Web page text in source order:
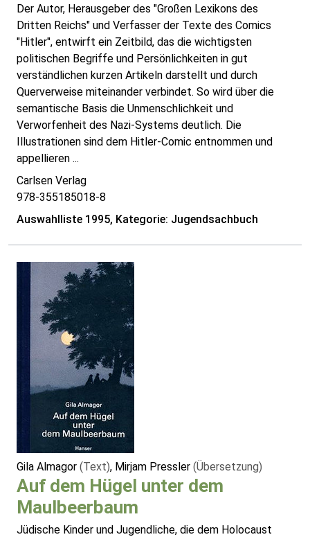
Der Autor, Herausgeber des "Großen Lexikons des
Dritten Reichs" und Verfasser der Texte des Comics
"Hitler", entwirft ein Zeitbild, das die wichtigsten
politischen Begriffe und Persönlichkeiten in gut
verständlichen kurzen Artikeln darstellt und durch
Querverweise miteinander verbindet. So wird über die
semantische Basis die Unmenschlichkeit und
Verworfenheit des Nazi-Systems deutlich. Die
Illustrationen sind dem Hitler-Comic entnommen und
appellieren ...
Carlsen Verlag
978-355185018-8
Auswahlliste 1995, Kategorie: Jugendsachbuch
Gila Almagor (Text), Mirjam Pressler (Übersetzung)
Auf dem Hügel unter dem
Maulbeerbaum
Jüdische Kinder und Jugendliche, die dem Holocaust